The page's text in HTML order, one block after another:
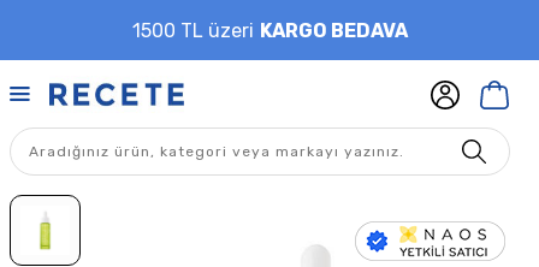
1500 TL üzeri KARGO BEDAVA